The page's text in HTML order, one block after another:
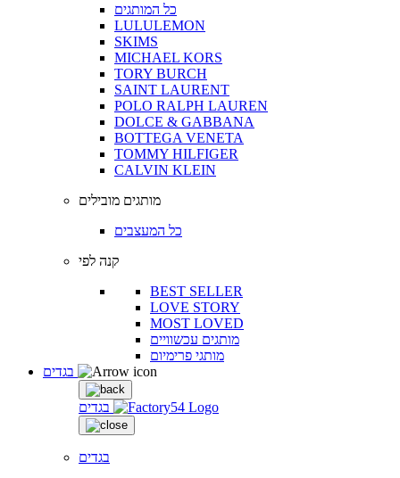
כל המותגים
LULULEMON
SKIMS
MICHAEL KORS
TORY BURCH
SAINT LAURENT
POLO RALPH LAUREN
DOLCE & GABBANA
BOTTEGA VENETA
TOMMY HILFIGER
CALVIN KLEIN
מותגים מובילים
כל המעצבים
קנה לפי
BEST SELLER
LOVE STORY
MOST LOVED
מותגים עכשוויים
מותגי פרימיום
בגדים
בגדים